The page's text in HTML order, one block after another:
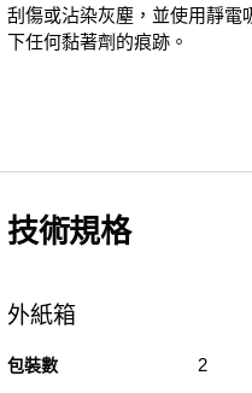
刮傷或沾染灰塵，並使用靜電
下任何黏著劑的痕跡。
技術規格
外紙箱
包裝數 2